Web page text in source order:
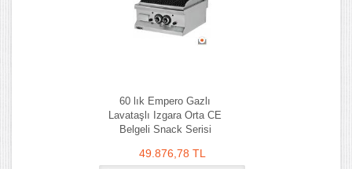
60 lık Empero Gazlı
Lavataşlı Izgara Orta CE
Belgeli Snack Serisi
49.876,78 TL